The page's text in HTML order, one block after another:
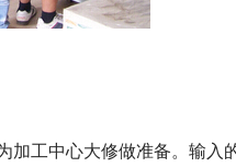
工中心大修做准备。输入